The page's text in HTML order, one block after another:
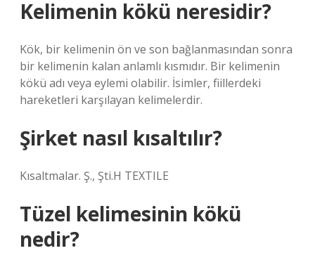
Kelimenin kökü neresidir?
Kök, bir kelimenin ön ve son bağlanmasından sonra
bir kelimenin kalan anlamlı kısmıdır. Bir kelimenin
kökü adı veya eylemi olabilir. İsimler, fiillerdeki
hareketleri karşılayan kelimelerdir.
Şirket nasıl kısaltılır?
Kısaltmalar. Ş., Şti.H TEXTILE
Tüzel kelimesinin kökü
nedir?